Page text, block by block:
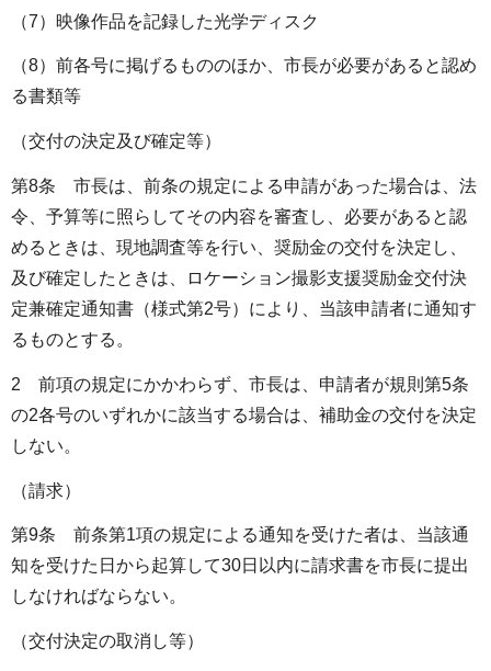
（7）映像作品を記録した光学ディスク
（8）前各号に掲げるもののほか、市長が必要があると認め
る書類等
（交付の決定及び確定等）
第8条 市長は、前条の規定による申請があった場合は、法
令、予算等に照らしてその内容を審査し、必要があると認
めるときは、現地調査等を行い、奨励金の交付を決定し、
及び確定したときは、ロケーション撮影支援奨励金交付決
定兼確定通知書（様式第2号）により、当該申請者に通知す
るものとする。
2 前項の規定にかかわらず、市長は、申請者が規則第5条
の2各号のいずれかに該当する場合は、補助金の交付を決定
しない。
（請求）
第9条 前条第1項の規定による通知を受けた者は、当該通
知を受けた日から起算して30日以内に請求書を市長に提出
しなければならない。
（交付決定の取消し等）